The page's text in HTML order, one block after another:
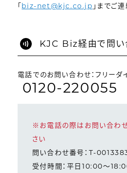
「biz-net@kjc.co.jp 」までご
KJC Biz経由で問い
電話でのお問い合わせ：フリーダ
0120-220055
※お電話の際はお問い合わ
さい
問い合わせ番号：T-
受付時間：平日10:00～